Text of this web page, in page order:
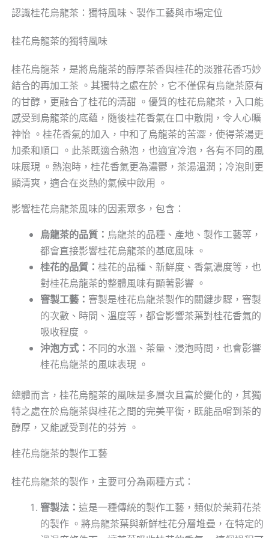
認識桂花烏龍茶：獨特風味、製作工藝與市場定位
桂花烏龍茶的獨特風味
桂花烏龍茶，是將烏龍茶的醇厚茶香與桂花的淡雅花香巧妙
結合的再加工茶 。其獨特之處在於，它不僅保有烏龍茶原有
的甘醇，更融合了桂花的清甜 。優質的桂花烏龍茶，入口能
感受到烏龍茶的底蘊，隨後桂花香氣在口中散開，令人心曠
神怡 。桂花香氣的加入，中和了烏龍茶的苦澀，使得茶湯更
加柔和順口 。此茶既適合熱泡，也適宜冷泡，各有不同的風
味展現 。熱泡時，桂花香氣更為濃鬱，茶湯溫潤；冷泡則更
顯清爽，適合在炎熱的氣候中飲用 。
影響桂花烏龍茶風味的因素眾多，包含：
烏龍茶的品質： 烏龍茶的品種、產地、製作工藝等，
都會直接影響桂花烏龍茶的基底風味 。
桂花的品質： 桂花的品種、新鮮度、香氣濃度等，也
對桂花烏龍茶的整體風味有顯著影響 。
窨製工藝： 窨製是桂花烏龍茶製作的關鍵步驟，窨製
的次數、時間、溫度等，都會影響茶葉對桂花香氣的
吸收程度 。
沖泡方式： 不同的水溫、茶量、浸泡時間，也會影響
桂花烏龍茶的風味表現 。
總體而言，桂花烏龍茶的風味是多層次且富於變化的，其獨
特之處在於烏龍茶與桂花之間的完美平衡，既能品嚐到茶的
醇厚，又能感受到花的芬芳 。
桂花烏龍茶的製作工藝
桂花烏龍茶的製作，主要可分為兩種方式：
窨製法： 這是一種傳統的製作工藝，類似於茉莉花茶
的製作 。將烏龍茶葉與新鮮桂花分層堆疊，在特定的